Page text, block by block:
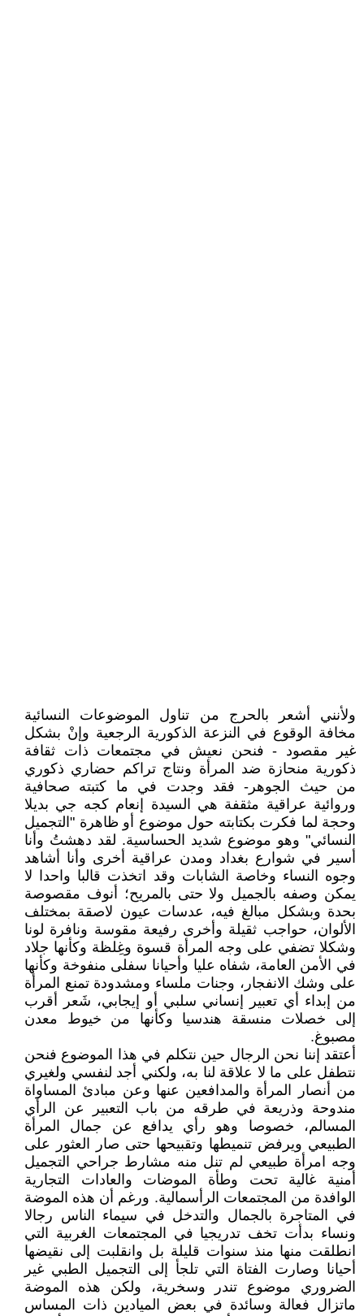
ولأنني أشعر بالحرج من تناول الموضوعات النسائية
مخافة الوقوع في النزعة الذكورية الرجعية وإنْ بشكل
غير مقصود - فنحن نعيش في مجتمعات ذات ثقافة
ذكورية منحازة ضد المرأة ونتاج تراكم حضاري ذكوري
من حيث الجوهر- فقد وجدت في ما كتبته صحافية
وروائية عراقية مثقفة هي السيدة إنعام كجه جي بديلا
وحجة لما فكرت بكتابته حول موضوع أو ظاهرة "التجميل
النسائي" وهو موضوع شديد الحساسية. لقد دهشتُ وأنا
أسير في شوارع بغداد ومدن عراقية أخرى وأنا أشاهد
وجوه النساء وخاصة الشابات وقد اتخذت قالبا واحدا لا
يمكن وصفه بالجميل ولا حتى بالمريح؛ أنوف مقصوصة
بحدة وبشكل مبالغ فيه، عدسات عيون لاصقة بمختلف
الألوان، حواجب ثقيلة وأخرى رفيعة مقوسة ونافرة لونا
وشكلا تضفي على وجه المرأة قسوة وغِلظة وكأنها جلاد
في الأمن العامة، شفاه عليا وأحيانا سفلى منفوخة وكأنها
على وشك الانفجار، وجنات ملساء ومشدودة تمنع المرأة
من إبداء أي تعبير إنساني سلبي أو إيجابي، شَعر أقرب
إلى خصلات منسقة هندسيا وكأنها من خيوط معدن
مصبوغ.
أعتقد إننا نحن الرجال حين نتكلم في هذا الموضوع فنحن
نتطفل على ما لا علاقة لنا به، ولكني أجد لنفسي ولغيري
من أنصار المرأة والمدافعين عنها وعن مبادئ المساواة
مندوحة وذريعة في طرقه من باب التعبير عن الرأي
المسالم، خصوصا وهو رأي يدافع عن جمال المرأة
الطبيعي ويرفض تنميطها وتقبيحها حتى صار العثور على
وجه امرأة طبيعي لم تنل منه مشارط جراحي التجميل
أمنية غالية تحت وطأة الموضات والعادات التجارية
الوافدة من المجتمعات الرأسمالية. ورغم أن هذه الموضة
في المتاجرة بالجمال والتدخل في سيماء الناس رجالا
ونساء بدأت تخف تدريجيا في المجتمعات الغربية التي
انطلقت منها منذ سنوات قليلة بل وانقلبت إلى نقيضها
أحيانا وصارت الفتاة التي تلجأ إلى التجميل الطبي غير
الضروري موضوع تندر وسخرية، ولكن هذه الموضة
ماتزال فعالة وسائدة في بعض الميادين ذات المساس